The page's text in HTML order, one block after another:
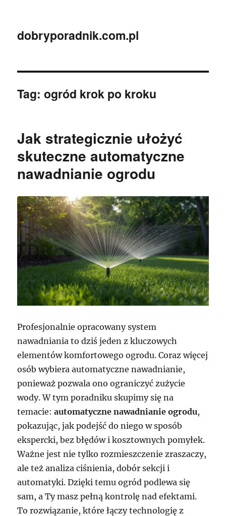
dobryporadnik.com.pl
Tag:ogród krok po kroku
Jak strategicznie ułożyć
skuteczne automatyczne
nawadnianie ogrodu
Profesjonalnie opracowany system
nawadniania to dziś jeden z kluczowych
elementów komfortowego ogrodu. Coraz więcej
osób wybiera automatyczne nawadnianie,
ponieważ pozwala ono ograniczyć zużycie
wody. W tym poradniku skupimy się na
temacie:automatyczne nawadnianie ogrodu,
pokazując, jak podejść do niego w sposób
ekspercki, bez błędów i kosztownych pomyłek.
Ważne jest nie tylko rozmieszczenie zraszaczy,
ale też analiza ciśnienia, dobór sekcji i
automatyki. Dzięki temu ogród podlewa się
sam, a Ty masz pełną kontrolę nad efektami.
To rozwiązanie, które łączy technologię z